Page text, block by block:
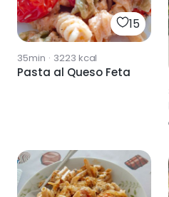
15
35min · 3223 kcal
Pasta al Queso Feta